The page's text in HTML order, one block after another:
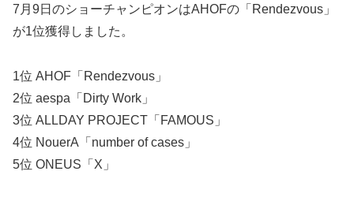
7月9日のショーチャンピオンはAHOFの「Rendezvous」
が1位獲得しました。
1位 AHOF「Rendezvous」
2位 aespa「Dirty Work」
3位 ALLDAY PROJECT「FAMOUS」
4位 NouerA「number of cases」
5位 ONEUS「X」